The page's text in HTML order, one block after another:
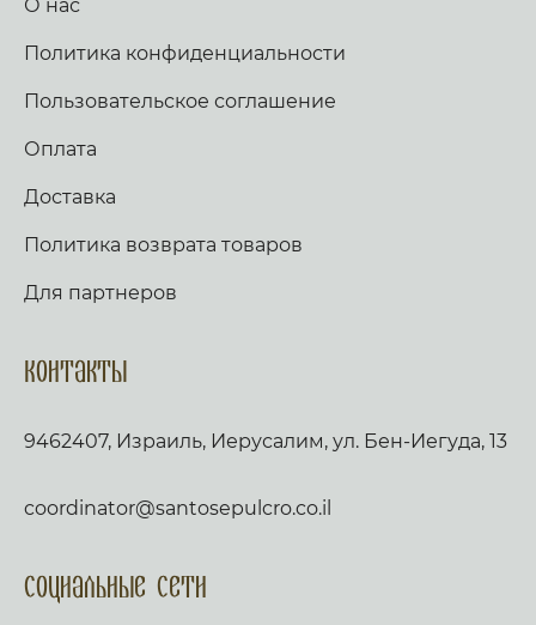
О нас
Политика конфиденциальности
Пользовательское соглашение
Оплата
Доставка
Политика возврата товаров
Для партнеров
Контакты
9462407, Израиль, Иерусалим, ул. Бен-Иегуда, 13
coordinator@santosepulcro.co.il
Социальные сети